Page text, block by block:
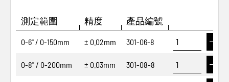
測定範圍 精度 產品編號
0-6" / 0-150mm ± 0.02mm 301-06-8
0-8" / 0-200mm ± 0.03mm 301-08-8